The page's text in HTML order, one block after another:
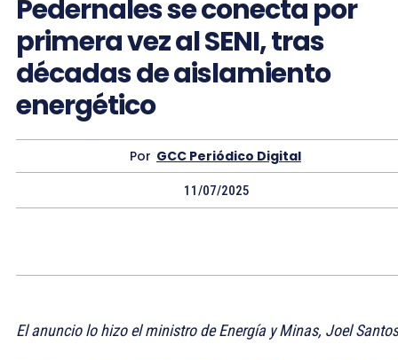
Pedernales se conecta por
primera vez al SENI, tras
décadas de aislamiento
energético
Por GCC Periódico Digital
11/07/2025
El anuncio lo hizo el ministro de Energía y Minas, Joel Santos